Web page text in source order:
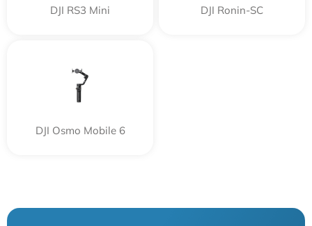
DJI RS3 Mini DJI Ronin-SC
DJI Osmo Mobile 6